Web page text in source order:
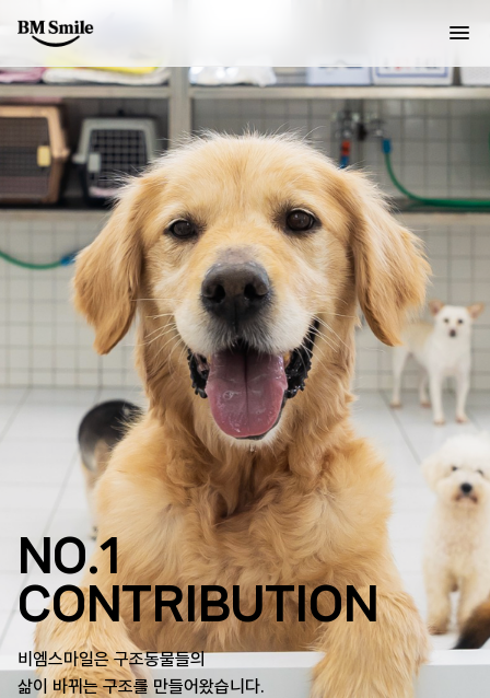
NO.1
CONTRIBUTION
비엠스마일은 구조동물들의
삶이 바뀌는 구조를 만들어왔습니다.